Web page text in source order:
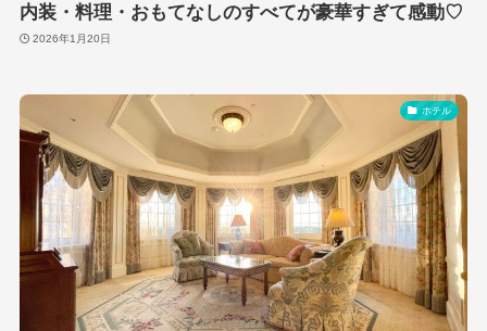
内装・料理・おもてなしのすべてが豪華すぎて感動♡
2026年1月20日
ホテル